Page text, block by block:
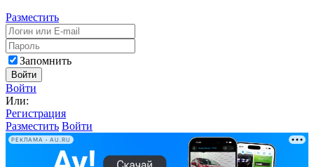
Разместить
Запомнить
Войти
Войти
Или:
Регистрация
Разместить Войти
РЕКЛАМА • AU.RU